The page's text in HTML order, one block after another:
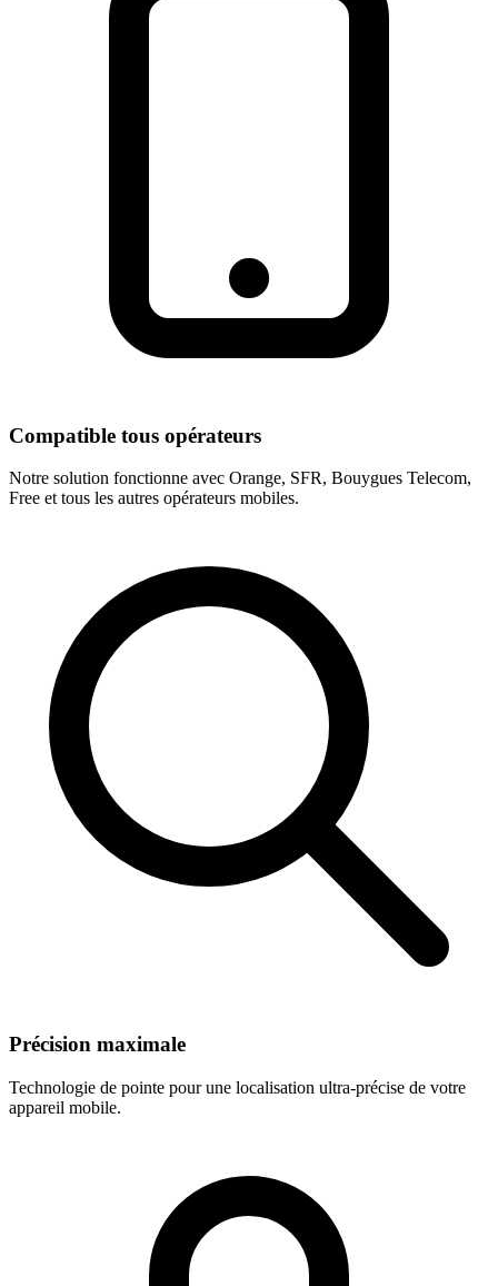
Compatible tous opérateurs
Notre solution fonctionne avec Orange, SFR, Bouygues Telecom,
Free et tous les autres opérateurs mobiles.
Précision maximale
Technologie de pointe pour une localisation ultra-précise de votre
appareil mobile.